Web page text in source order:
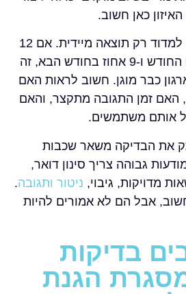
כאן חשוב.
הטעות השלישית היא למדוד רק תוצאה מיידית. אם 12
אחוז מהעובדים לחצו החודש ו-9 אחוז בחודש הבא, זה
כבר מוגן. חשוב לראות האם
האם זמן התגובה מתקצר, והאם
אותם משתמשים.
את הבדיקה משאר שכבות
גבוהה צריך סינון דואר,
מדויקות, גיבוי, ניטור ותגובה.
אבל הם לא אמורים להיות
בדיקות
הגנת